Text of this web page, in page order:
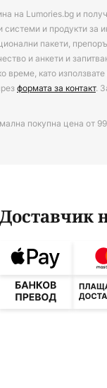
на Lumories.bg и
системи и продукти за
пакети,
и анкети и
време, като
формата за контакт.
покупна цена от
Доставчик